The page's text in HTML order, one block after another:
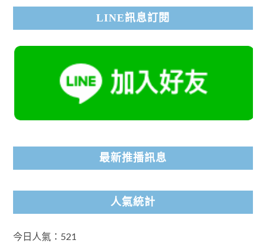
LINE訊息訂閱
最新推播訊息
人氣統計
今日人氣：521